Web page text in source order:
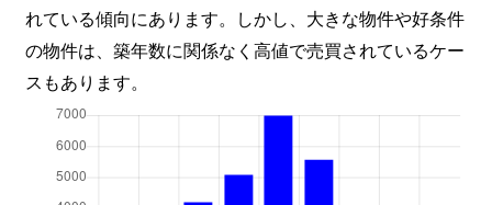
れている傾向にあります。しかし、大きな物件や好条件
の物件は、築年数に関係なく高値で売買されているケー
スもあります。